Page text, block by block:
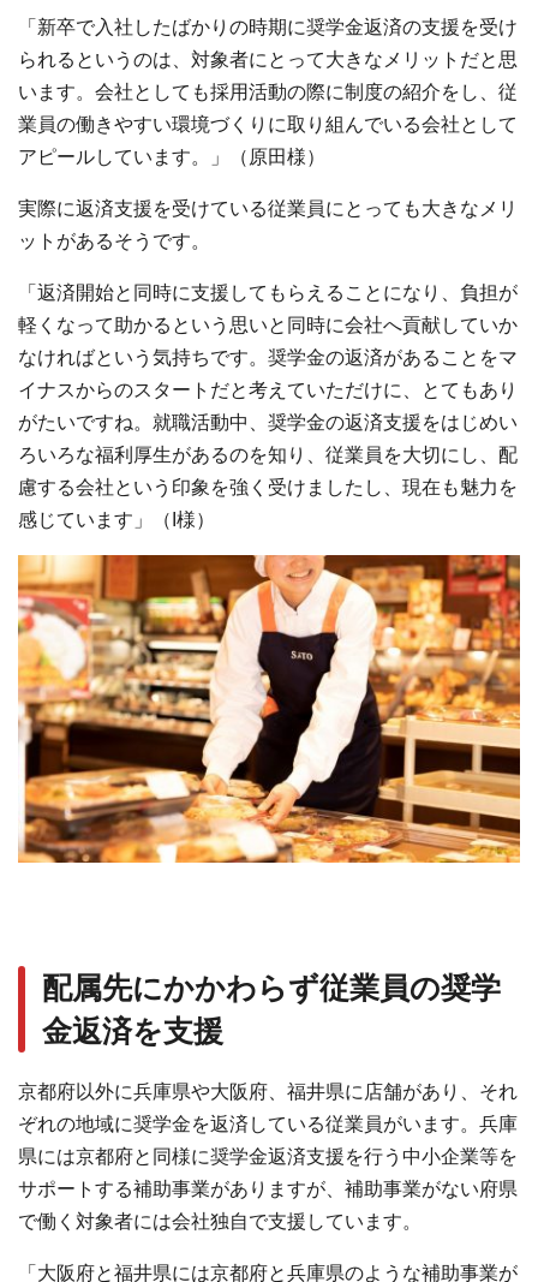
「新卒で入社したばかりの時期に奨学金返済の支援を受け
られるというのは、対象者にとって大きなメリットだと思
います。会社としても採用活動の際に制度の紹介をし、従
業員の働きやすい環境づくりに取り組んでいる会社として
アピールしています。」（原田様）
実際に返済支援を受けている従業員にとっても大きなメリ
ットがあるそうです。
「返済開始と同時に支援してもらえることになり、負担が
軽くなって助かるという思いと同時に会社へ貢献していか
なければという気持ちです。奨学金の返済があることをマ
イナスからのスタートだと考えていただけに、とてもあり
がたいですね。就職活動中、奨学金の返済支援をはじめい
ろいろな福利厚生があるのを知り、従業員を大切にし、配
慮する会社という印象を強く受けましたし、現在も魅力を
感じています」（I様）
配属先にかかわらず従業員の奨学
金返済を支援
京都府以外に兵庫県や大阪府、福井県に店舗があり、それ
ぞれの地域に奨学金を返済している従業員がいます。兵庫
県には京都府と同様に奨学金返済支援を行う中小企業等を
サポートする補助事業がありますが、補助事業がない府県
で働く対象者には会社独自で支援しています。
「大阪府と福井県には京都府と兵庫県のような補助事業が